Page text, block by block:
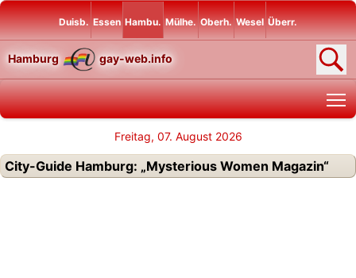
Duisb. Essen Hambu. Mülhe. Oberh. Wesel Überr.
Hamburg gay-web.info
Freitag, 07. August 2026
City-Guide Hamburg: „Mysterious Women Magazin“